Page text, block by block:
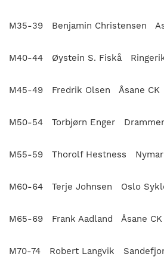
M35-39 Benjamin Christensen
M40-44 Øystein S. Fiskå
M45-49 Fredrik Olsen Åsane CK
M50-54 Torbjørn Enger
M55-59 Thorolf Hestness
M60-64 Terje Johnsen Oslo
M65-69 Frank Aadland Åsane CK
M70-74 Robert Langvik